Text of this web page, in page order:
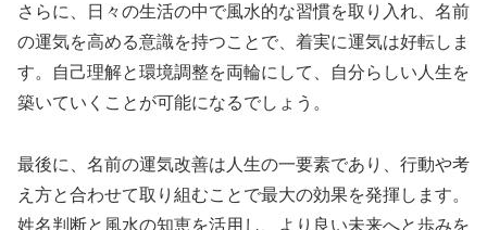
さらに、日々の生活の中で風水的な習慣を取り入れ、名前
の運気を高める意識を持つことで、着実に運気は好転しま
す。自己理解と環境調整を両輪にして、自分らしい人生を
築いていくことが可能になるでしょう。
最後に、名前の運気改善は人生の一要素であり、行動や考
え方と合わせて取り組むことで最大の効果を発揮します。
姓名判断と風水の知恵を活用し、より良い未来へと歩みを